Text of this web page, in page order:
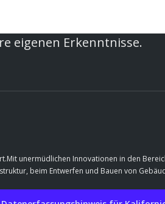
eigenen Erkenntnisse.
unermüdlichen Innovationen in den
beim Entwerfen und Bauen von